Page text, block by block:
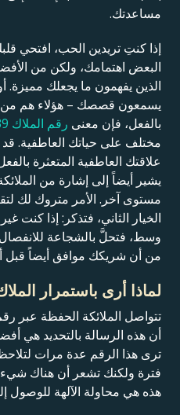
مساعدتك.
إذا كنتِ تريدين الحب، افتحي
البعض اهتمامك، ولكن من
الذين يفهمون ما يجعلك مميزة.
يسمعون قصصك – هؤلاء هم من
بالفعل، فإن معنى رقم الملاك 939
مختلف على حياتك العاطفية. قد
علاقتك العاطفية المتعثرة
يشير أيضاً إلى إشارة من
مستوى آخر. الأمر متروك لك
الخيار الثاني، فتذكر: إذا كنت
وسط، فتحلَّ بالشجاعة للانفصال.
من أن شريكك موافق أيضاً قبل
لماذا أرى باستمرار الملاك
تتواصل الملائكة الحفظة عبر
أن هذه الرسالة بالتحديد هي
ترى هذا الرقم عدة مرات
فترة ولكنك تشعر أن هناك شيء
هذه هي محاولة الآلهة للوصول